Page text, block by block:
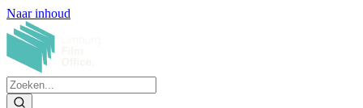
Naar inhoud